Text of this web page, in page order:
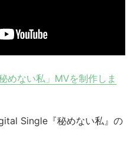
めない私」MVを制作しま
Single『秘めない私』の